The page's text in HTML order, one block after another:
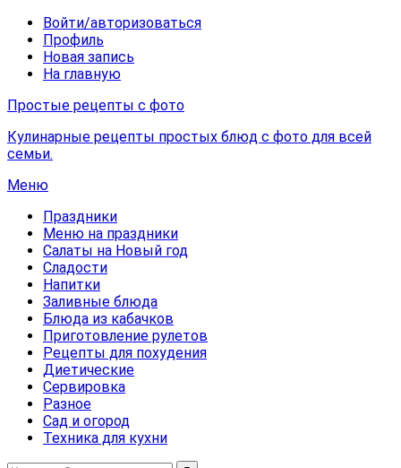
Войти/авторизоваться
Профиль
Новая запись
На главную
Простые рецепты с фото
Кулинарные рецепты простых блюд с фото для всей
семьи.
Меню
Праздники
Меню на праздники
Салаты на Новый год
Сладости
Напитки
Заливные блюда
Блюда из кабачков
Приготовление рулетов
Рецепты для похудения
Диетические
Сервировка
Разное
Сад и огород
Техника для кухни